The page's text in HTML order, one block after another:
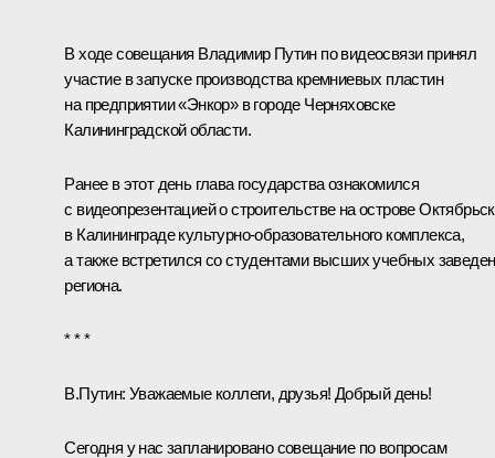
В ходе совещания Владимир Путин по видеосвязи принял
участие в запуске производства кремниевых пластин
на предприятии «Энкор» в городе Черняховске
Калининградской области.
Ранее в этот день глава государстваознакомился
с видеопрезентацией о строительстве на острове
в Калининграде культурно-образовательного комплекса,
а также встретился со студентами высших учебных
региона.
* * *
В.Путин: Уважаемые коллеги, друзья! Добрый день!
Сегодня у нас запланировано совещание по вопросам